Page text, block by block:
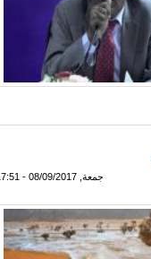
جمعة, 08/09/2017 - 17:51